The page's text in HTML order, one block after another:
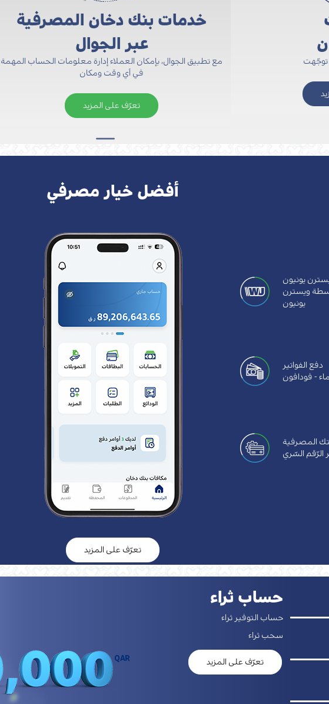
توجّهت
خدمات بنك دخان المصرفية
عبر الجوال
مع تطبيق الجوال، بإمكان العملاء إدارة معلومات الحساب المهمة
في أي وقت ومكان
تعرّف على المزيد
أفضل خيار مصرفي
يونيون
ويسترن
يونيون
دفع الفواتير
- فودافون
المصرفية
الرّقم السّري
تعرّف على المزيد
حساب ثراء
حساب التوفير ثراء
سحب ثراء
تعرّف على المزيد